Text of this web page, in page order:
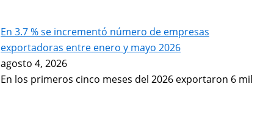
En 3.7 % se incrementó número de empresas
exportadoras entre enero y mayo 2026
agosto 4, 2026
En los primeros cinco meses del 2026 exportaron 6 mil